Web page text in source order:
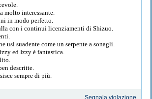
molto interessante.
in modo perfetto.
con i continui licenziamenti di Shizuo.
usi suadente come un serpente a sonagli.
ed Izzy è fantastica.
descritte.
sempre di più.